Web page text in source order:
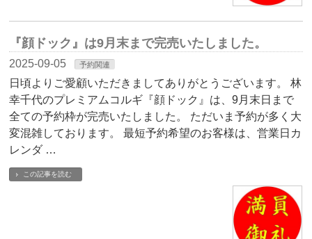
『顔ドック』は9月末まで完売いたしました。
2025-09-05 予約関連
日頃よりご愛顧いただきましてありがとうございます。 林
幸千代のプレミアムコルギ『顔ドック』は、9月末日まで
全ての予約枠が完売いたしました。 ただいま予約が多く大
変混雑しております。 最短予約希望のお客様は、営業日カ
レンダ …
この記事を読む